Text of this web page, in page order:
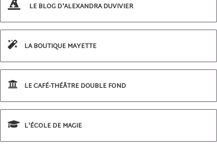
LE BLOG D'ALEXANDRA DUVIVIER
LA BOUTIQUE MAYETTE
LE CAFÉ-THÉÂTRE DOUBLE FOND
L'ÉCOLE DE MAGIE